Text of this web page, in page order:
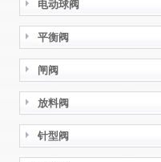
电动球阀
平衡阀
闸阀
放料阀
针型阀